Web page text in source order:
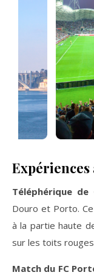
Expériences
Téléphérique de
Douro et Porto.
à la partie haute
sur les toits
Match du FC